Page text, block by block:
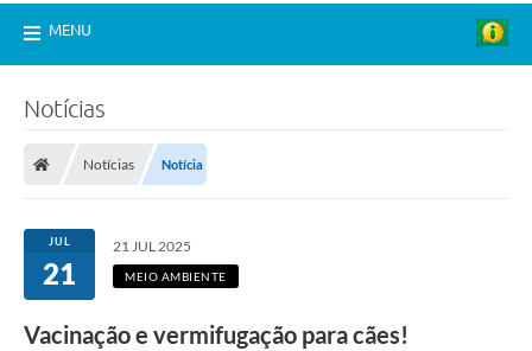
MENU
Notícias
Notícias Notícia
JUL
21
21 JUL 2025
MEIO AMBIENTE
Vacinação e vermifugação para cães!